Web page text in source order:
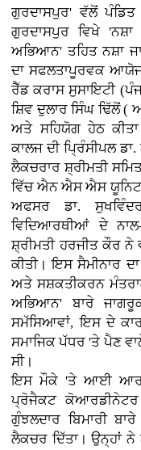
ਗੁਰਦਾਸਪੁਰ' ਵੱਲੋਂ
ਗੁਰਦਾਸਪੁਰ ਵਿਖੇ
ਅਭਿਆਨ' ਤਹਿਤ ਨਸ਼ਾ
ਦਾ ਸਫਲਤਾਪੂਰਵਕ
ਰੈੱਡ ਕਰਾਸ ਸੁਸਾਇਟੀ
ਸ਼ਿਵ ਦੁਲਾਰ ਸਿੰਘ ਢਿੱਲੋਂ
ਅਤੇ ਸਹਿਯੋਗ ਹੇਠ
ਕਾਲਜ ਦੀ ਪ੍ਰਿੰਸੀਪਲ
ਲੈਕਚਰਾਰ ਸ਼੍ਰੀਮਤੀ
ਵਿੱਚ ਐਨ ਐਸ ਐਸ ਯੂਨਿਟ
ਅਫਸਰ ਡਾ.
ਵਿਦਿਆਰਥੀਆਂ ਦੇ
ਸ਼੍ਰੀਮਤੀ ਹਰਜੀਤ ਕੌਰ ਨੇ
ਕੀਤੀ। ਇਸ ਸੈਮੀਨਾਰ
ਅਤੇ ਸਸ਼ਕਤੀਕਰਨ
ਅਭਿਆਨ' ਬਾਰੇ
ਸਮੱਸਿਆਵਾਂ, ਇਸ ਦੇ
ਸਮਾਜਿਕ ਪੱਧਰ 'ਤੇ ਪੈਣ
ਸੀ।
ਇਸ ਮੌਕੇ 'ਤੇ ਆਈ ਆਰ
ਪ੍ਰੋਜੈਕਟ
ਗੁੰਝਲਦਾਰ ਬਿਮਾਰੀ
ਲੈਕਚਰ ਦਿੱਤਾ। ਉਨ੍ਹਾਂ